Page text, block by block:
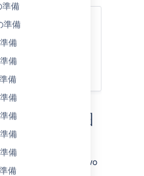
準備
準備
備
備
備
備
備
備
備
備
ンプ
明する範囲について
説明する範囲
anonymization in two